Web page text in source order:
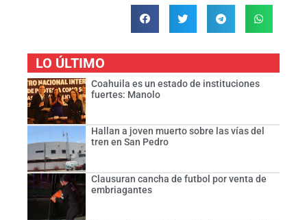
LO ÚLTIMO
Coahuila es un estado de instituciones
fuertes: Manolo
Hallan a joven muerto sobre las vías del
tren en San Pedro
Clausuran cancha de futbol por venta de
embriagantes